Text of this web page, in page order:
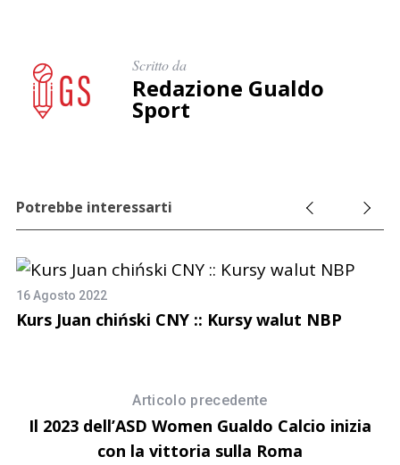
Scritto da
Redazione Gualdo
Sport
Potrebbe interessarti
16 Agosto 2022
Kurs Juan chiński CNY :: Kursy walut NBP
Articolo precedente
Il 2023 dell’ASD Women Gualdo Calcio inizia
con la vittoria sulla Roma